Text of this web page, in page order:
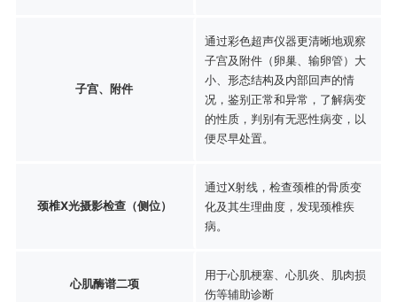
子宫、附件
通过彩色超声仪器更清晰地观察
子宫及附件（卵巢、输卵管）大
小、形态结构及内部回声的情
况，鉴别正常和异常，了解病变
的性质，判别有无恶性病变，以
便尽早处置。
颈椎X光摄影检查（侧位）
通过X射线，检查颈椎的骨质变
化及其生理曲度，发现颈椎疾
病。
心肌酶谱二项
用于心肌梗塞、心肌炎、肌肉损
伤等辅助诊断